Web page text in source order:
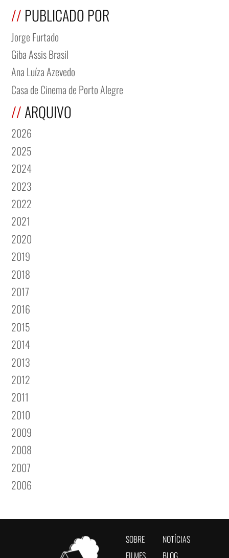
PUBLICADO POR
Jorge Furtado
Giba Assis Brasil
Ana Luíza Azevedo
Casa de Cinema de Porto Alegre
ARQUIVO
2026
2025
2024
2023
2022
2021
2020
2019
2018
2017
2016
2015
2014
2013
2012
2011
2010
2009
2008
2007
2006
SOBRE
FILMES
NOTÍCIAS
BLOG